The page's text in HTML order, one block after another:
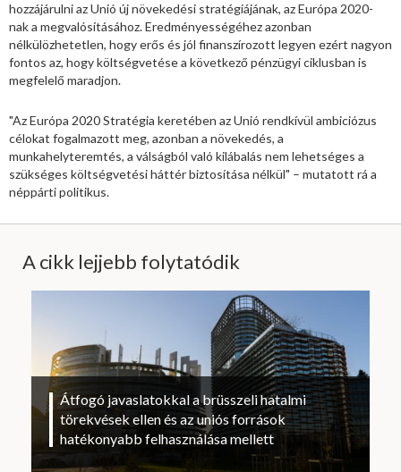
hozzájárulni az Unió új növekedési stratégiájának, az Európa 2020-
nak a megvalósításához. Eredményességéhez azonban
nélkülözhetetlen, hogy erős és jól finanszírozott legyen ezért nagyon
fontos az, hogy költségvetése a következő pénzügyi ciklusban is
megfelelő maradjon.
"Az Európa 2020 Stratégia keretében az Unió rendkívül ambiciózus
célokat fogalmazott meg, azonban a növekedés, a
munkahelyteremtés, a válságból való kilábalás nem lehetséges a
szükséges költségvetési háttér biztosítása nélkül" – mutatott rá a
néppárti politikus.
A cikk lejjebb folytatódik
Átfogó javaslatokkal a brüsszeli hatalmi
törekvések ellen és az uniós források
hatékonyabb felhasználása mellett